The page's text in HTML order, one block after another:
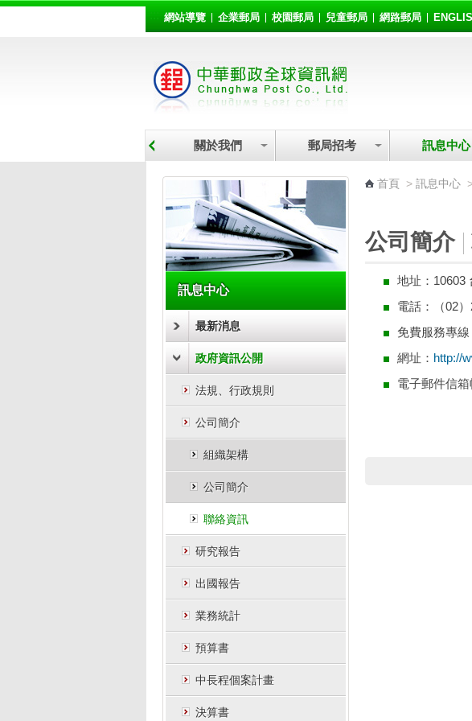
網站導覽 企業郵局 校園郵局 兒童郵局 網路郵局
關於我們 郵局招考 訊息中心
訊息中心
最新消息
政府資訊公開
法規、行政規則
公司簡介
組織架構
公司簡介
聯絡資訊
研究報告
出國報告
業務統計
預算書
中長程個案計畫
決算書
首頁 > 訊息中心
公司簡介
地址：10603
電話：（02
免費服務專線
網址： http://
電子郵件信箱